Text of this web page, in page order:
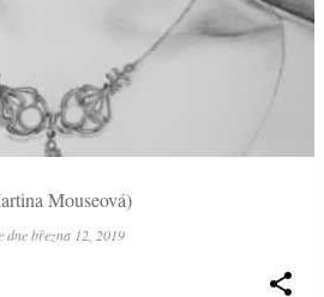
Mouseová)
dnebřezna 12, 2019